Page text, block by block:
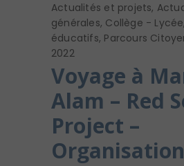
Actualités et projets,
générales, Collège - Lycée,
éducatifs, Parcours
2022
Voyage à
Alam – Red
Project –